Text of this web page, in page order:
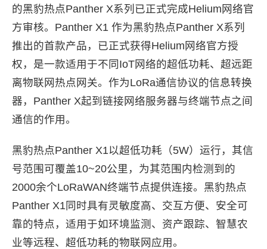
的黑豹热点Panther X系列已正式完成Helium网络官
方审核。Panther X1 作为黑豹热点Panther X系列
推出的首款产品，已正式获得Helium网络官方授
权，是一款适用于不同IoT网络的超低功耗、超远距
离物联网热点网关。作为LoRa通信协议的信息转换
器，Panther X起到链接网络服务器与终端节点之间
通信的作用。
黑豹热点Panther X1以超低功耗（5W）运行，其信
号范围可覆盖10~20公里，为其范围内检测到的
2000余个LoRaWAN终端节点提供连接。黑豹热点
Panther X1同时具有灵敏度高、交互方便、安全可
靠的特点，适用于如环境监测、资产跟踪、智慧农
业等远程、超低功耗的物联网应用。